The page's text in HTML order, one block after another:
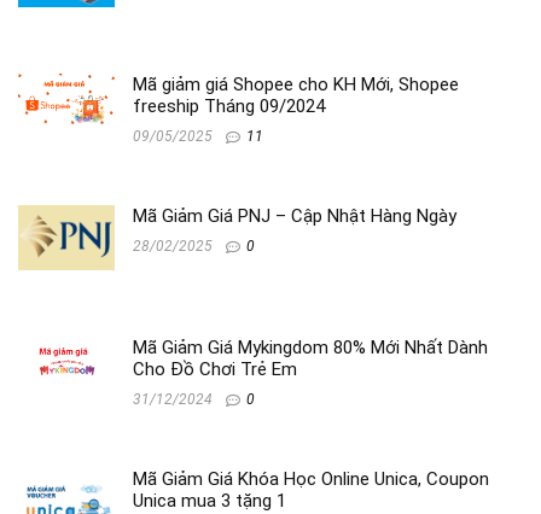
Mã giảm giá Shopee cho KH Mới, Shopee
freeship Tháng 09/2024
09/05/2025 11
Mã Giảm Giá PNJ – Cập Nhật Hàng Ngày
28/02/2025 0
Mã Giảm Giá Mykingdom 80% Mới Nhất Dành
Cho Đồ Chơi Trẻ Em
31/12/2024 0
Mã Giảm Giá Khóa Học Online Unica, Coupon
Unica mua 3 tặng 1